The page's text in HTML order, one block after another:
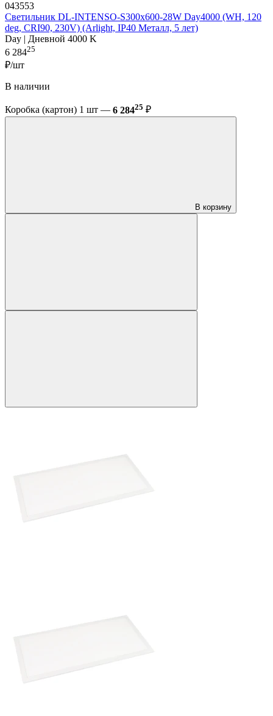
043553
Светильник DL-INTENSO-S300x600-28W Day4000 (WH, 120
deg, CRI90, 230V) (Arlight, IP40 Металл, 5 лет)
Day | Дневной 4000 K
6 28425
₽/шт
В наличии
Коробка (картон) 1 шт — 6 28425 ₽
В корзину